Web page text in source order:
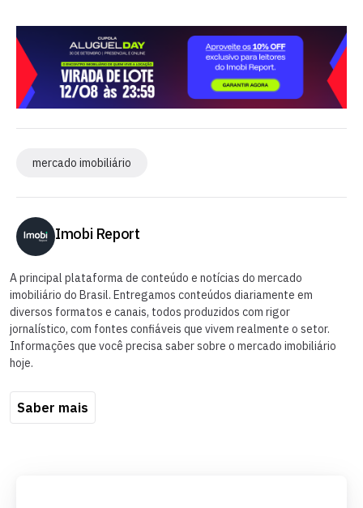
mercado imobiliário
Imobi Report
A principal plataforma de conteúdo e notícias do mercado
imobiliário do Brasil. Entregamos conteúdos diariamente em
diversos formatos e canais, todos produzidos com rigor
jornalístico, com fontes confiáveis que vivem realmente o setor.
Informações que você precisa saber sobre o mercado imobiliário
hoje.
Saber mais